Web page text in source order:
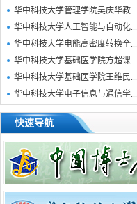
华中科技大学管理学院吴庆华教...
华中科技大学人工智能与自动化...
华中科技大学电能高密度转换全...
华中科技大学基础医学院方超课...
华中科技大学基础医学院王维民...
华中科技大学电子信息与通信学...
快速导航